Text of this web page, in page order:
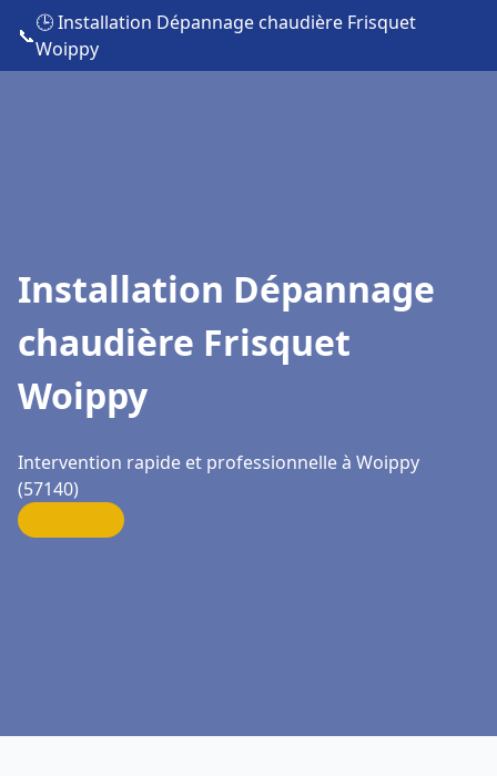
📞
🕒 Installation Dépannage chaudière Frisquet
Woippy
Installation Dépannage
chaudière Frisquet
Woippy
Intervention rapide et professionnelle à Woippy
(57140)